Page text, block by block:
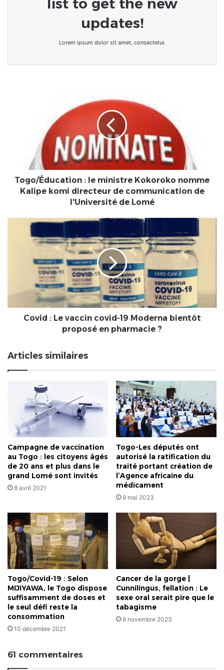
list to get the new
updates!
Lorem ipsum dolor sit amet, consectetur.
directeur
l'Université
Togo/Éducation : le ministre Kokoroko nomme
Kalipe komi directeur de communication de
l'Université de Lomé
proposé
Covid : Le vaccin covid-19 Moderna bientôt
proposé en pharmacie ?
Articles similaires
Campagne de vaccination
au Togo : les citoyens âgés
de 20 ans et plus dans le
grand Lomé sont invités
8 avril 2021
Togo-Les députés ont
autorisé la ratification du
traité portant création de
l’Agence africaine du
médicament
9 mai 2023
Togo/Covid-19 : Selon
MIJIYAWA, le Togo dispose
suffisamment de doses et
le seul défi reste la
consommation
10 décembre 2021
Cancer de la gorge |
Cunnilingus, fellation : Le
sexe oral serait pire que le
tabagisme
9 novembre 2023
61 commentaires